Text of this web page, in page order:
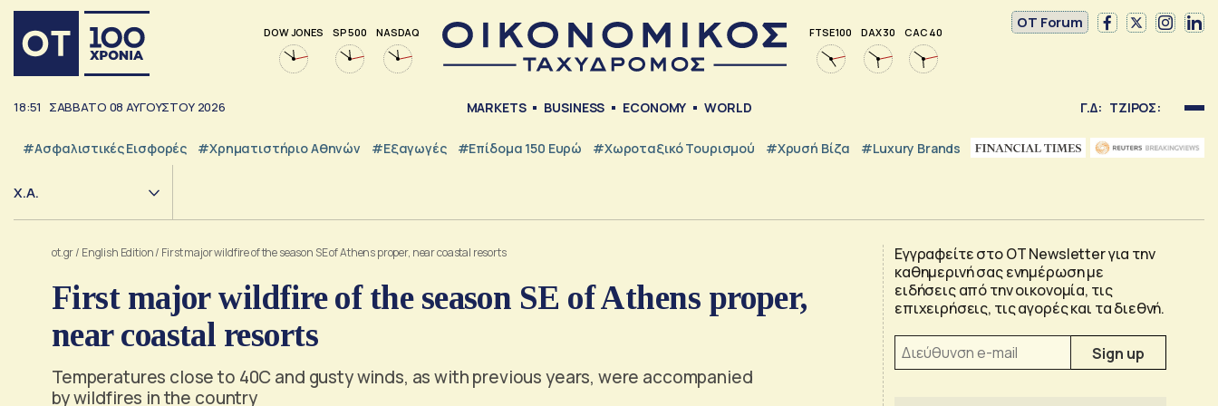
DOW JONES SP 500 NASDAQ FTSE 100 DAX 30 CAC 40
OT Forum
18:51 ΣΑΒΒΑΤΟ 08 ΑΥΓΟΥΣΤΟΥ 2026 MARKETS BUSINESS ECONOMY WORLD Γ.Δ: ΤΖΙΡΟΣ:
#Ασφαλιστικές Εισφορές #Χρηματιστήριο Αθηνών #εξαγωγές #Επίδομα 150 Ευρώ #Χωροταξικό Τουρισμού #Χρυσή Βίζα #luxury Brands
Χ.Α.
ot.gr/ English Edition/ First major wildfire of the season SE of Athens proper, near coastal resorts
First major wildfire of the season SE of Athens proper,
near coastal resorts
Temperatures close to 40C and gusty winds, as with previous years, were accompanied
by wildfires in the country
Εγγραφείτε στο OT Newsletter για την
καθημερινή σας ενημέρωση με
ειδήσεις από την οικονομία, τις
επιχειρήσεις, τις αγορές και τα διεθνή.